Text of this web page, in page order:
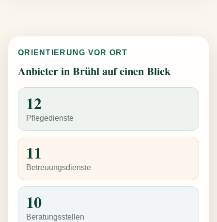
ORIENTIERUNG VOR ORT
Anbieter in Brühl auf einen Blick
12
Pflegedienste
11
Betreuungsdienste
10
Beratungsstellen